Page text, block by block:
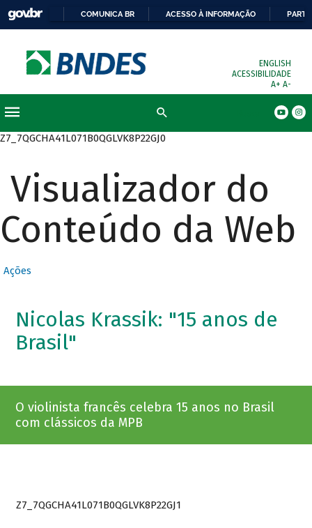
COMUNICA BR ACESSO À INFORMAÇÃO
ENGLISH
ACESSIBILIDADE
A+ A-
Z7_7QGCHA41L071B0QGLVK8P22GJ0
Visualizador do
Conteúdo da Web
Ações
Nicolas Krassik: "15 anos de
Brasil"
O violinista francês celebra 15 anos no Brasil
com clássicos da MPB
Z7_7QGCHA41L071B0QGLVK8P22GJ1